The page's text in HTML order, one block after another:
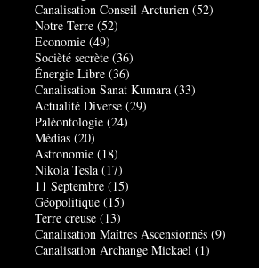
Canalisation Conseil Arcturien (52)
Notre Terre (52)
Economie (49)
Socièté secrète (36)
Énergie Libre (36)
Canalisation Sanat Kumara (33)
Actualité Diverse (29)
Palèontologie (24)
Médias (20)
Astronomie (18)
Nikola Tesla (17)
11 Septembre (15)
Géopolitique (15)
Terre creuse (13)
Canalisation Maîtres Ascensionnés (9)
Canalisation Archange Mickael (1)